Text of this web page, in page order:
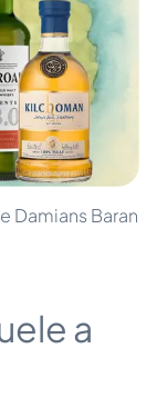
Damians Baran
a